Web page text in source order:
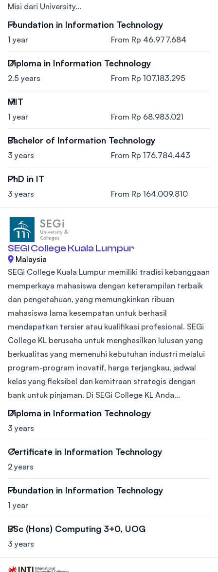
Misi dari University...
Foundation in Information Technology
1 year From Rp 46.977.684
Diploma in Information Technology
2.5 years From Rp 107.183.295
MIT
1 year From Rp 68.983.021
Bachelor of Information Technology
3 years From Rp 176.784.443
PhD in IT
3 years From Rp 164.009.810
SEGI College Kuala Lumpur
Malaysia
SEGi College Kuala Lumpur memiliki tradisi kebanggaan
memperkaya mahasiswa dengan keterampilan terbaik
dan pengetahuan, yang memungkinkan ribuan
mahasiswa lama kesempatan untuk berhasil
mendapatkan tersier atau kualifikasi profesional. SEGi
College KL berusaha untuk menghasilkan lulusan yang
berkualitas yang memenuhi kebutuhan industri melalui
program-program inovatif, harga terjangkau, jadwal
kelas yang fleksibel dan kemitraan strategis dengan
bank untuk pinjaman. Di SEGi College KL Anda...
Diploma in Information Technology
3 years
Certificate in Information Technology
2 years
Foundation in Information Technology
1 year
BSc (Hons) Computing 3+0, UOG
3 years